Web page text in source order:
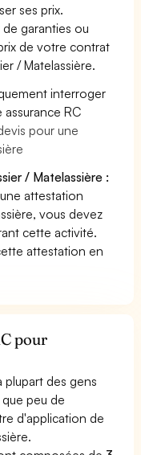
ses prix.
garanties ou
de votre contrat
/ Matelassière.
interroger
RC
pour une
/ Matelassière :
attestation
vous devez
cette activité.
attestation en
pour
plupart des gens
peu de
d'application de